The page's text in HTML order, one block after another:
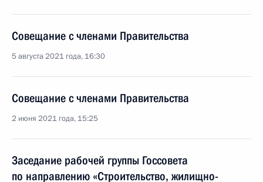
Совещание с членами Правительства
5 августа 2021 года, 16:30
Совещание с членами Правительства
2 июня 2021 года, 15:25
Заседание рабочей группы Госсовета
по направлению «Строительство, жилищно-